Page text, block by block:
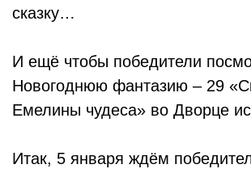
сказку…
И ещё чтобы победители
Новогоднюю фантазию – 29
Емелины чудеса» во Дворце
Итак, 5 января ждём